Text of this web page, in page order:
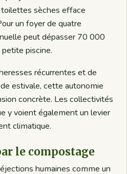
sèches efface
un foyer de quatre
peut dépasser 70 000
piscine.
récurrentes et de
estivale, cette autonomie
concrète. Les collectivités
y voient également un levier
climatique.
le compostage
humaines comme un